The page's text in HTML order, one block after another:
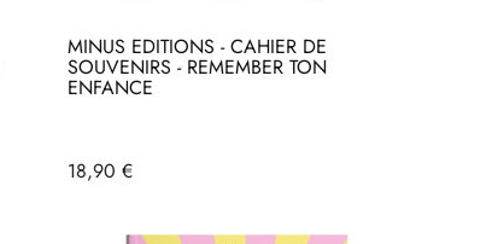
MINUS EDITIONS - CAHIER DE
SOUVENIRS - REMEMBER TON
ENFANCE
Prix
18,90 €